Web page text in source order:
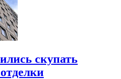
скупать